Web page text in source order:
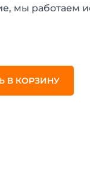
мы работаем
В КОРЗИНУ